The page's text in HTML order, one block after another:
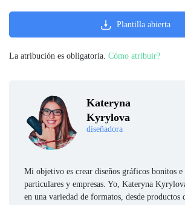
Kateryna
Kyrylova
diseñadora
Mi objetivo es crear diseños gráficos bonitos
particulares y empresas. Yo, Kateryna
en una variedad de formatos, desde productos
Plantilla abierta
La atribución es obligatoria. Cómo atribuir?